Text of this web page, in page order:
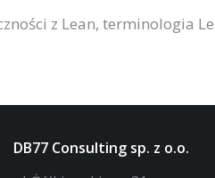
z Lean, terminologia
DB77 Consulting sp. z o.o.